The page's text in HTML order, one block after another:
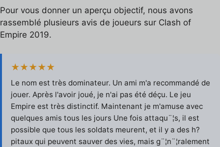
Pour vous donner un aperçu objectif, nous avons
rassemblé plusieurs avis de joueurs sur Clash of
Empire 2019.
★★★★★
Le nom est très dominateur. Un ami m'a recommandé de
jouer. Après l'avoir joué, je n'ai pas été déçu. Le jeu
Empire est très distinctif. Maintenant je m'amuse avec
quelques amis tous les jours Une fois attaqu¨¦s, il est
possible que tous les soldats meurent, et il y a des h?
pitaux qui peuvent sauver des vies, mais g¨¦n¨¦ralement